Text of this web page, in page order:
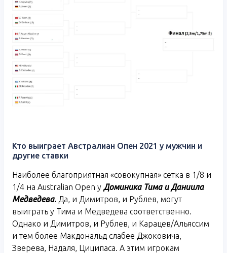
Кто выиграет Австралиан Опен 2021 у мужчин и
другие ставки
Наиболее благоприятная «совокупная» сетка в 1/8 и
1/4 на Australian Open у Доминика Тима и Даниила
Медведева. Да, и Димитров, и Рублев, могут
выиграть у Тима и Медведева соответственно.
Однако и Димитров, и Рублев, и Карацев/Альяссим
и тем более Макдональд слабее Джоковича,
Зверева, Надаля, Циципаса. А этим игрокам